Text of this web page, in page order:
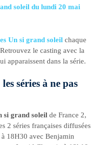
soleil du lundi 20 mai
Un si grand soleil chaque
le casting avec la
apparaissent dans la série.
séries à ne pas
si grand soleil de France 2,
2 séries françaises diffusées
à 18H30 avec Benjamin